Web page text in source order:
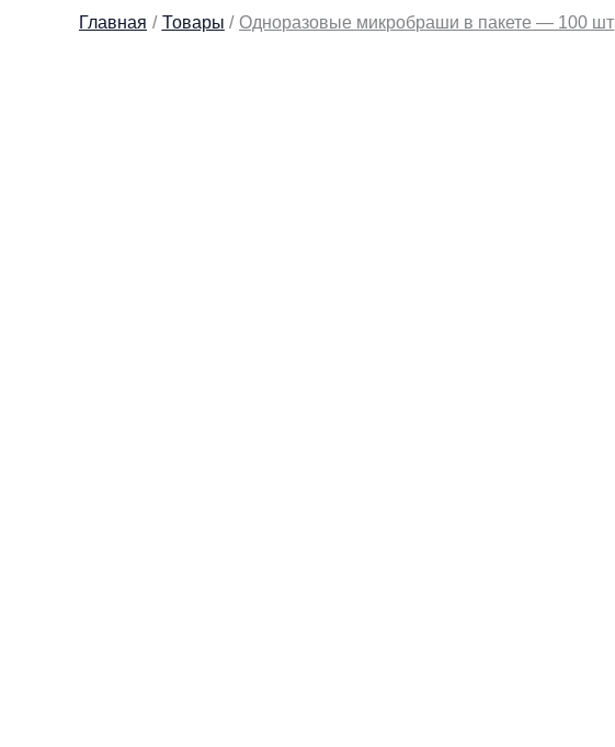
Главная Товары Одноразовые микробраши в пакете — 100 шт